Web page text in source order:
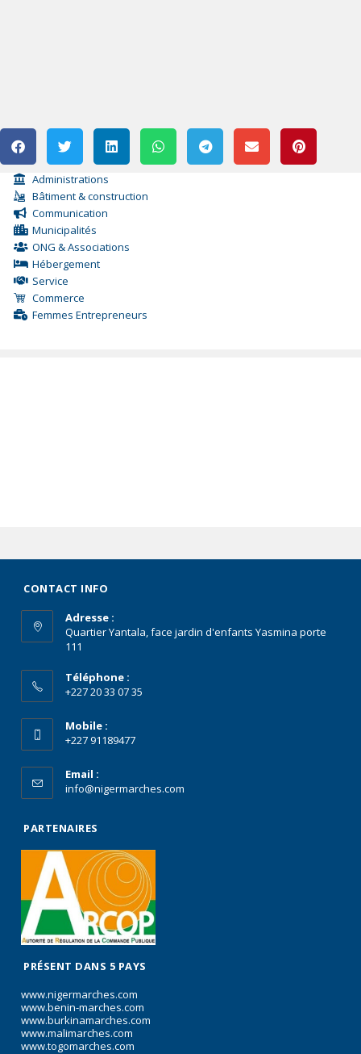
Administrations
Bâtiment & construction
Communication
Municipalités
ONG & Associations
Hébergement
Service
Commerce
Femmes Entrepreneurs
CONTACT INFO
Adresse :
Quartier Yantala, face jardin d'enfants Yasmina porte
111
Téléphone :
+227 20 33 07 35
Mobile :
+227 91189477
Email :
info@nigermarches.com
PARTENAIRES
PRÉSENT DANS 5 PAYS
www.nigermarches.com
www.benin-marches.com
www.burkinamarches.com
www.malimarches.com
www.togomarches.com